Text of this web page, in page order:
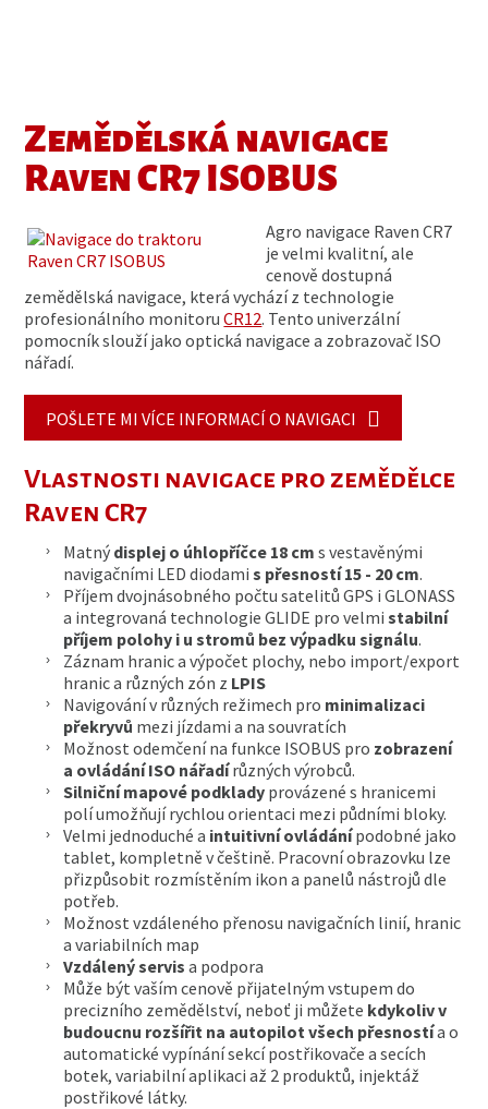
Zemědělská navigace
Raven CR7 ISOBUS
Agro navigace Raven CR7
je velmi kvalitní, ale
cenově dostupná
zemědělská navigace, která vychází z technologie
profesionálního monitoruCR12. Tento univerzální
pomocník slouží jako optická navigace a zobrazovač ISO
nářadí.
POŠLETE MI VÍCE INFORMACÍ O NAVIGACI
Vlastnosti navigace pro zemědělce
Raven CR7
Matný displej o úhlopříčce 18 cm s vestavěnými
navigačními LED diodamis přesností 15 - 20 cm.
Příjem dvojnásobného počtu satelitů GPS i GLONASS
a integrovaná technologie GLIDE pro velmistabilní
příjem polohy i u stromů bez výpadku signálu.
Záznam hranic a výpočet plochy, nebo import/export
hranic a různých zón z LPIS
Navigování v různých režimech pro minimalizaci
překryvů mezi jízdami a na souvratích
Možnost odemčení na funkce ISOBUS pro zobrazení
a ovládání ISO nářadírůzných výrobců.
Silniční mapové podklady provázené s hranicemi
polí umožňují rychlou orientaci mezi půdními bloky.
Velmi jednoduché a intuitivní ovládánípodobné jako
tablet, kompletně v češtině. Pracovní obrazovku lze
přizpůsobit rozmístěním ikon a panelů nástrojů dle
potřeb.
Možnost vzdáleného přenosu navigačních linií, hranic
a variabilních map
Vzdálený servis a podpora
Může být vaším cenově přijatelným vstupem do
precizního zemědělství, neboť ji můžete kdykoliv v
budoucnu rozšířit na autopilot všech přesnostía o
automatické vypínání sekcí postřikovače a secích
botek, variabilní aplikaci až 2 produktů, injektáž
postřikové látky.